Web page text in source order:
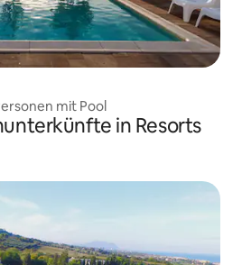
mit Pool
in Resorts